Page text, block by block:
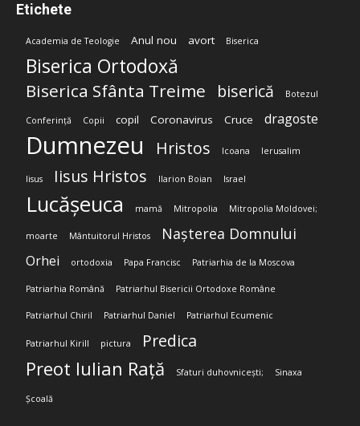
Etichete
Academia de Teologie Anul nou avort Biserica
Biserica Ortodoxă
Biserica Sfânta Treime biserică Botezul
Conferință Copii copil Coronavirus Cruce dragoste
Dumnezeu Hristos Icoana Ierusalim
Iisus Iisus Hristos Ilarion Boian Israel
Lucășeuca mamă Mitropolia Mitropolia Moldovei;
moarte Mântuitorul Hristos Nașterea Domnului
Orhei ortodoxia Papa Francisc Patriarhia de la Moscova
Patriarhia Română Patriarhul Bisericii Ortodoxe Române
Patriarhul Chiril Patriarhul Daniel Patriarhul Ecumenic
Patriarhul Kirill pictura Predica
Preot Iulian Rață Sfaturi duhovnicești; Sinaxa
Școală